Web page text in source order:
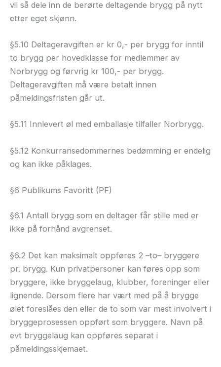
vil så dele inn de berørte deltagende brygg på nytt
etter eget skjønn.
§5.10 Deltageravgiften er kr 0,- per brygg for inntil
to brygg per hovedklasse for medlemmer av
Norbrygg og førvrig kr 100,- per brygg.
Deltageravgiften må være betalt innen
påmeldingsfristen går ut.
§5.11 Innlevert øl med emballasje tilfaller Norbrygg.
§5.12 Konkurransedommernes bedømming er endelig
og kan ikke påklages.
§6 Publikums Favoritt (PF)
§6.1 Antall brygg som en deltager får stille med er
ikke på forhånd avgrenset.
§6.2 Det kan maksimalt oppføres 2 –to– bryggere
pr. brygg. Kun privatpersoner kan føres opp som
bryggere, ikke bryggelaug, klubber, foreninger eller
lignende. Dersom flere har vært med på å brygge
ølet foreslåes den eller de to som var mest involvert i
bryggeprosessen oppført som bryggere. Navn på
evt bryggelaug kan oppføres separat i
påmeldingsskjemaet.